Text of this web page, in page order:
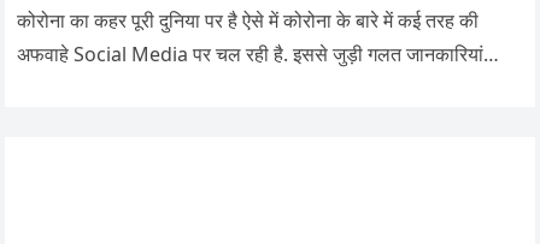
कोरोना का कहर पूरी दुनिया पर है ऐसे में कोरोना के बारे में कई तरह की
अफवाहे Social Media पर चल रही है. इससे जुड़ी गलत जानकारियां…